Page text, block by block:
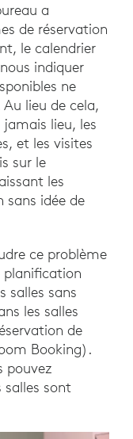
a
de réservation
le calendrier
indiquer
ne
lieu de cela,
lieu, les
et les visites
sur le
les
idée de
ce problème
planification
salles sans
les salles
de
Booking).
pouvez
salles sont